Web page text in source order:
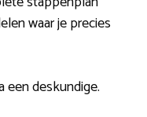
waar je precies
een deskundige.